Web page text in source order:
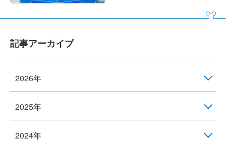
記事アーカイブ
2026年
2025年
2024年